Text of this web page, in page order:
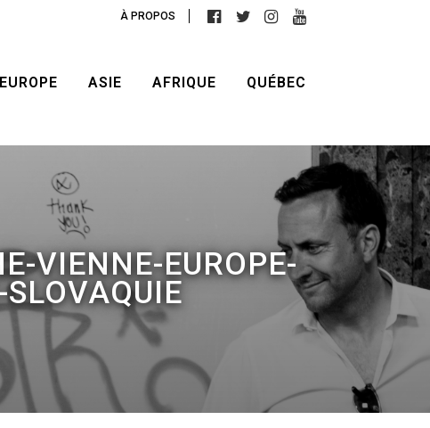
À PROPOS
EUROPE ASIE AFRIQUE QUÉBEC
VIENNE-EUROPE-